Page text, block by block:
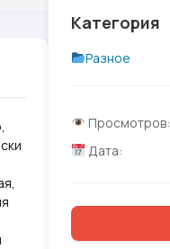
Категория
Разное
Просмотров:
Дата: